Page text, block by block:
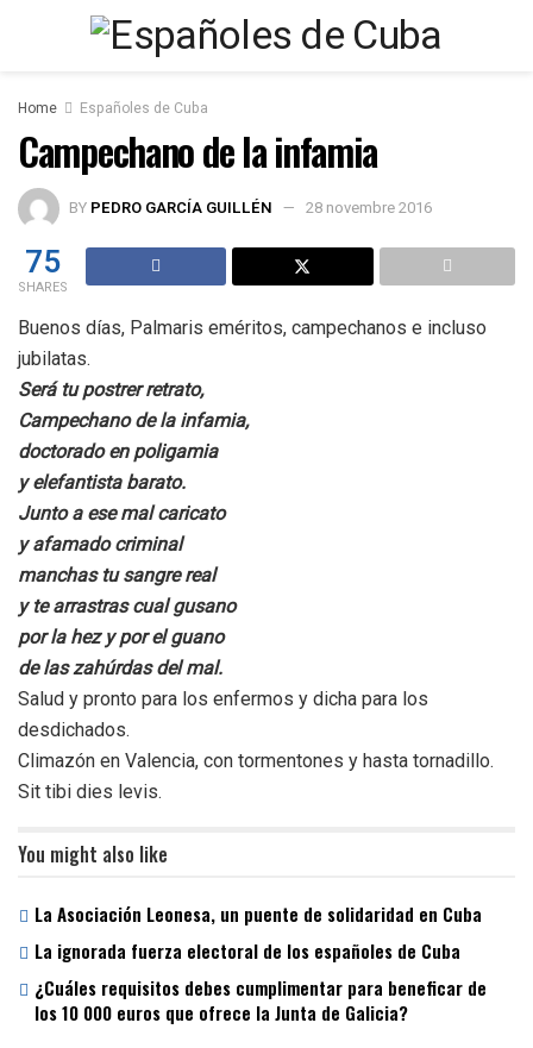
Home Españoles de Cuba
Campechano de la infamia
BY PEDRO GARCÍA GUILLÉN 28 novembre 2016
75
SHARES
Buenos días, Palmaris eméritos, campechanos e incluso
jubilatas.
Será tu postrer retrato,
Campechano de la infamia,
doctorado en poligamia
y elefantista barato.
Junto a ese mal caricato
y afamado criminal
manchas tu sangre real
y te arrastras cual gusano
por la hez y por el guano
de las zahúrdas del mal.
Salud y pronto para los enfermos y dicha para los
desdichados.
Climazón en Valencia, con tormentones y hasta tornadillo.
Sit tibi dies levis.
You might also like
La Asociación Leonesa, un puente de solidaridad en Cuba
La ignorada fuerza electoral de los españoles de Cuba
¿Cuáles requisitos debes cumplimentar para beneficar de
los 10 000 euros que ofrece la Junta de Galicia?